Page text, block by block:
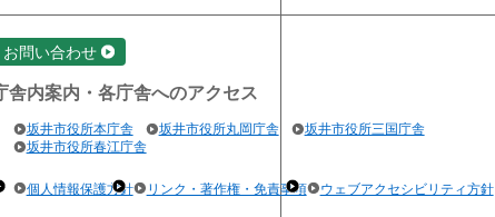
お問い合わせ
舎内案内・各庁舎へのアクセス
坂井市役所本庁舎 坂井市役所丸岡庁舎
坂井市役所三国庁舎
坂井市役所春江庁舎
個人情報保護方針 リンク・著作権・免責事項 ウェブアクセシビリティ方針